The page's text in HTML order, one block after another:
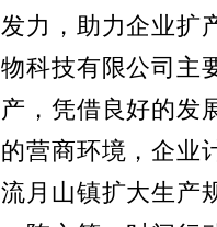
力，助力企业扩
科技有限公司主
，凭借良好的发
营商环境，企业
月山镇扩大生产